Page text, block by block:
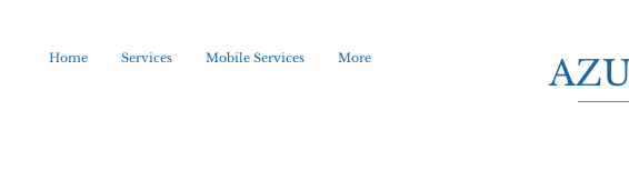
Home Services Mobile Services More